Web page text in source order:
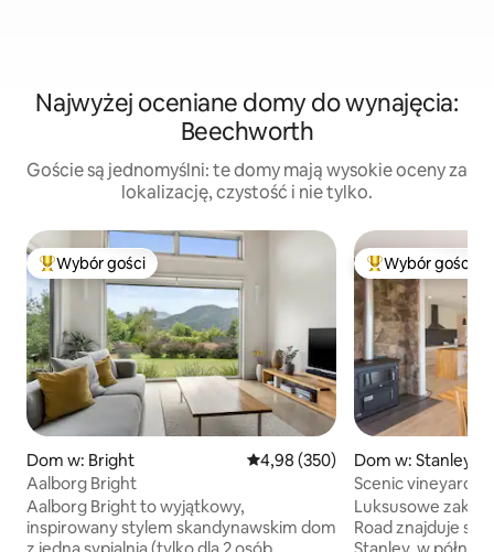
Najwyżej oceniane domy do wynajęcia:
Beechworth
Goście są jednomyślni: te domy mają wysokie oceny za
lokalizację, czystość i nie tylko.
Najpopularniejsze z kategorii Wybór gości
Wybór gości
Dom w: Bright Średnia ocena: 4,98 na 5, liczba
4,98 (350)
Aalborg Bright
Aalborg Bright to wyjątkowy,
inspirowany stylem skandynawskim dom
Wybór gości
Dom w: Stanley
Scenic vineyard
getaway
Luksusowe
Road znajduje się